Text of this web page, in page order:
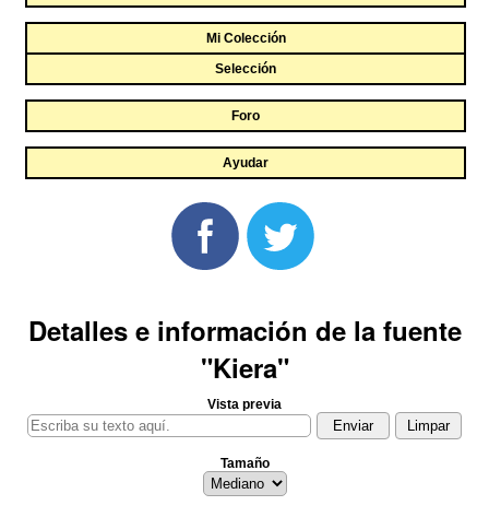
Mi Colección
Selección
Foro
Ayudar
Detalles e información de la fuente
"Kiera"
Vista previa
Tamaño